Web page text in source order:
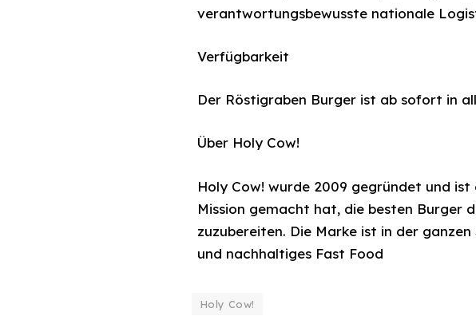
verantwortungsbewusste nationale
Verfügbarkeit
Der Röstigraben Burger ist ab sofort in
Über Holy Cow!
Holy Cow! wurde 2009 gegründet und
Mission gemacht hat, die besten Burger
zuzubereiten. Die Marke ist in der
und nachhaltiges Fast Food
Holy Cow!